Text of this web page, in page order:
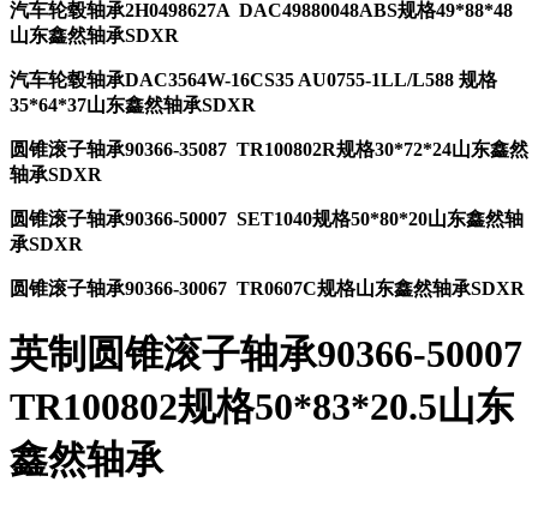
汽车轮毂轴承2H0498627A DAC49880048ABS规格49*88*48
山东鑫然轴承SDXR
汽车轮毂轴承DAC3564W-16CS35 AU0755-1LL/L588 规格
35*64*37山东鑫然轴承SDXR
圆锥滚子轴承90366-35087 TR100802R规格30*72*24山东鑫然
轴承SDXR
圆锥滚子轴承90366-50007 SET1040规格50*80*20山东鑫然轴
承SDXR
圆锥滚子轴承90366-30067 TR0607C规格山东鑫然轴承SDXR
英制圆锥滚子轴承90366-50007
TR100802规格50*83*20.5山东
鑫然轴承